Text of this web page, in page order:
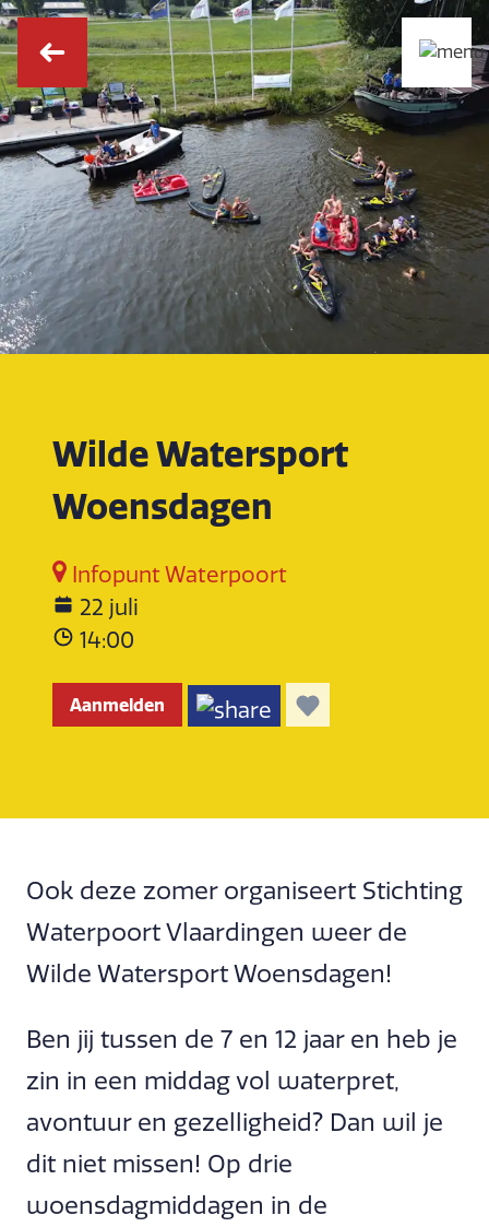
Wilde Watersport
Woensdagen
Infopunt Waterpoort
22 juli
14:00
Aanmelden
Ook deze zomer organiseert Stichting
Waterpoort Vlaardingen weer de
Wilde Watersport Woensdagen!
Ben jij tussen de 7 en 12 jaar en heb je
zin in een middag vol waterpret,
avontuur en gezelligheid? Dan wil je
dit niet missen! Op drie
woensdagmiddagen in de